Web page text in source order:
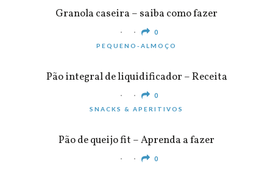
Granola caseira – saiba como fazer
0
PEQUENO-ALMOÇO
Pão integral de liquidificador – Receita
0
SNACKS & APERITIVOS
Pão de queijo fit – Aprenda a fazer
0